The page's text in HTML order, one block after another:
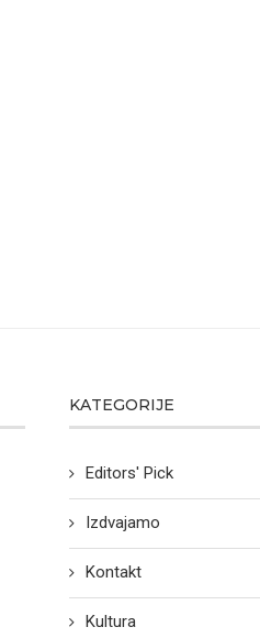
KATEGORIJE
Editors' Pick
Izdvajamo
Kontakt
Kultura